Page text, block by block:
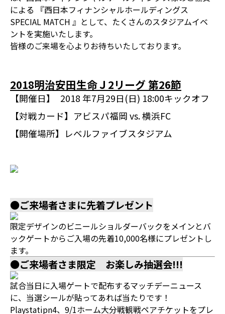
による 『西日本フィナンシャルホールディングス
SPECIAL MATCH 』として、たくさんのスタジアムイベ
ントを実施いたします。
皆様のご来場を心よりお待ちいたしております。
2018明治安田生命Ｊ2リーグ 第26節
【開催日】
2018 年7月29日(日) 18:00キックオフ
【対戦カード】 アビスパ福岡 vs. 横浜FC
【開催場所】
レベルファイブスタジアム
●ご来場者さまに先着プレゼント
限定デザインのビニールショルダーバックをメインとバ
ックゲートからご入場の先着10,000名様にプレゼントし
ます。
●ご来場者さま限定 お楽しみ抽選会!!!
試合当日に入場ゲートで配布するマッチデーニュース
に、当選シールが貼ってあれば当たりです！
Playstatipn4、9/1ホーム大分戦観戦ペアチケットをプレ